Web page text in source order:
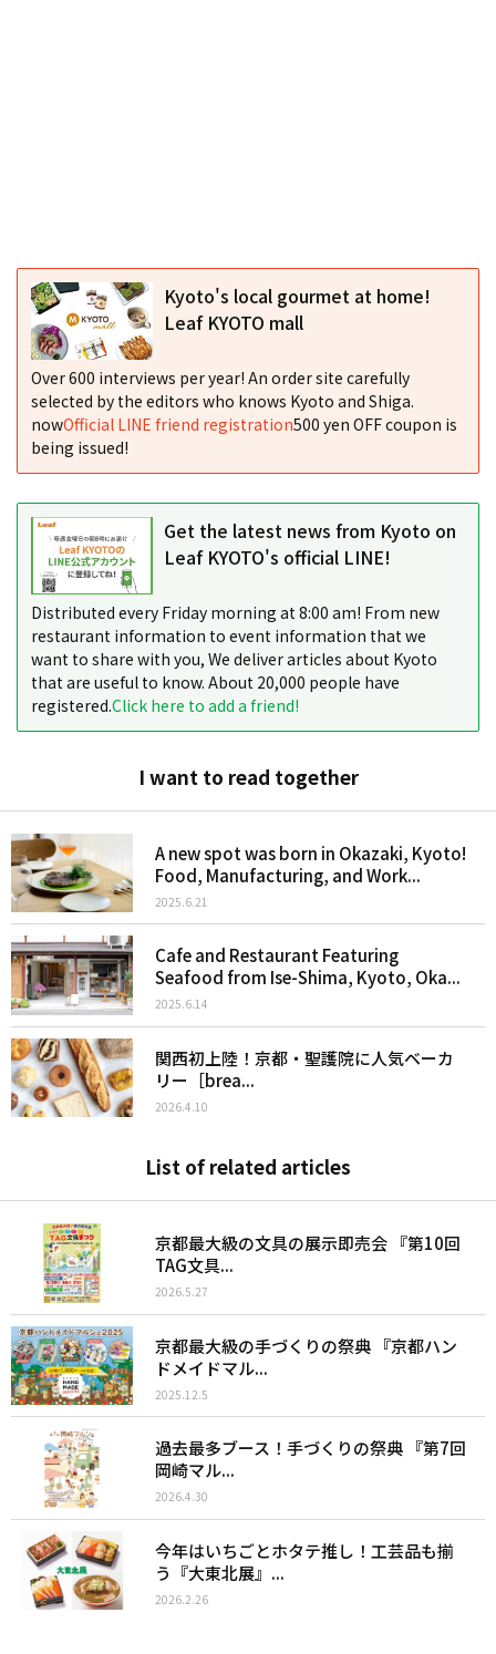
Kyoto's local gourmet at home!
Leaf KYOTO mall
Over 600 interviews per year! An order site carefully
selected by the editors who knows Kyoto and Shiga.
nowOfficial LINE friend registration500 yen OFF coupon is
being issued!
Get the latest news from Kyoto on
Leaf KYOTO's official LINE!
Distributed every Friday morning at 8:00 am! From new
restaurant information to event information that we
want to share with you, We deliver articles about Kyoto
that are useful to know. About 20,000 people have
registered.Click here to add a friend!
I want to read together
A new spot was born in Okazaki, Kyoto!
Food, Manufacturing, and Work...
2025.6.21
Cafe and Restaurant Featuring
Seafood from Ise-Shima, Kyoto, Oka...
2025.6.14
関西初上陸！京都・聖護院に人気ベーカ
リー［brea...
2026.4.10
List of related articles
京都最大級の文具の展示即売会 『第10回
TAG文具...
2026.5.27
京都最大級の手づくりの祭典 『京都ハン
ドメイドマル...
2025.12.5
過去最多ブース！手づくりの祭典 『第7回
岡崎マル...
2026.4.30
今年はいちごとホタテ推し！工芸品も揃
う『大東北展』...
2026.2.26